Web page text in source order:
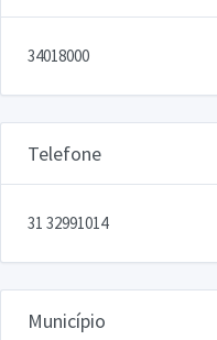
34018000
Telefone
31 32991014
Município